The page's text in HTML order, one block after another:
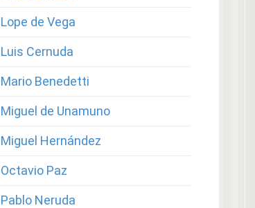
Lope de Vega
Luis Cernuda
Mario Benedetti
Miguel de Unamuno
Miguel Hernández
Octavio Paz
Pablo Neruda